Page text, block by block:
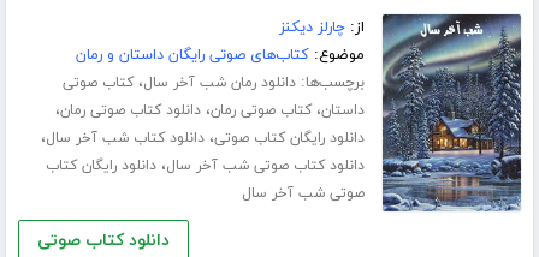
از:چارلز دیکنز
موضوع:کتاب‌های صوتی رایگان داستان و رمان
برچسب‌ها:دانلود رمان شب آخر سال،کتاب صوتی
داستان،کتاب صوتی رمان،دانلود کتاب صوتی رمان،
دانلود رایگان کتاب صوتی،دانلود کتاب شب آخر سال،
دانلود کتاب صوتی شب آخر سال،دانلود رایگان کتاب
صوتی شب آخر سال
دانلود کتاب صوتی